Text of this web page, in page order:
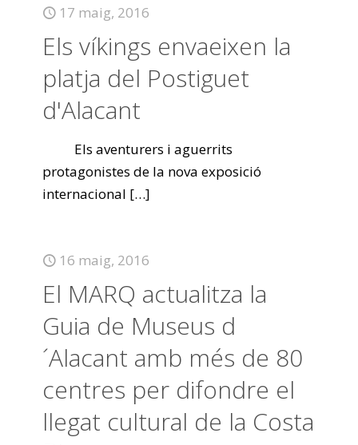
17 maig, 2016
Els víkings envaeixen la
platja del Postiguet
d'Alacant
Els aventurers i aguerrits
protagonistes de la nova exposició
internacional […]
16 maig, 2016
El MARQ actualitza la
Guia de Museus d
´Alacant amb més de 80
centres per difondre el
llegat cultural de la Costa